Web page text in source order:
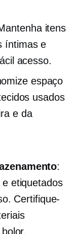
itens
íntimas e
acesso.
espaço
usados
e da
:
etiquetados
Certifique-